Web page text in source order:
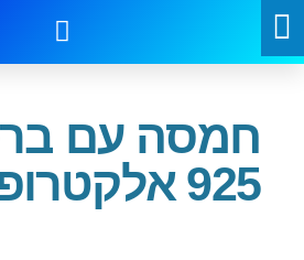
/ חמסה עם ברכה כסף 925
חמסה עם
925 אלקטרופורמי